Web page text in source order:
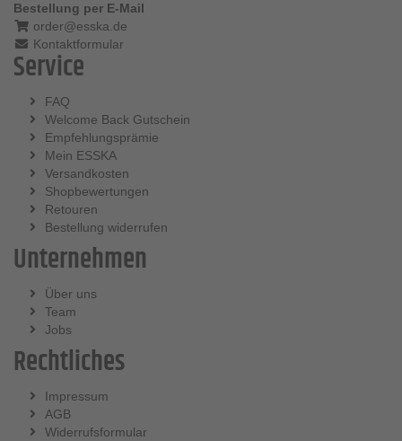
Bestellung per E-Mail
order@esska.de
Kontaktformular
Service
FAQ
Welcome Back Gutschein
Empfehlungsprämie
Mein ESSKA
Versandkosten
Shopbewertungen
Retouren
Bestellung widerrufen
Unternehmen
Über uns
Team
Jobs
Rechtliches
Impressum
AGB
Widerrufsformular